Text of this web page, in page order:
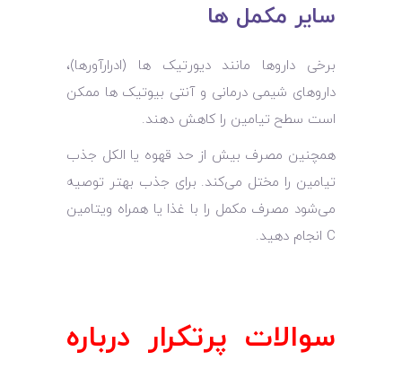
سایر مکمل‌ ها
برخی داروها مانند دیورتیک ‌ها (ادرارآورها)،
داروهای شیمی ‌درمانی و آنتی ‌بیوتیک ‌ها ممکن
است سطح تیامین را کاهش دهند.
همچنین مصرف بیش از حد قهوه یا الکل جذب
تیامین را مختل می‌کند. برای جذب بهتر توصیه
می‌شود مصرف مکمل را با غذا یا همراه ویتامین
C انجام دهید.
سوالات پرتکرار درباره